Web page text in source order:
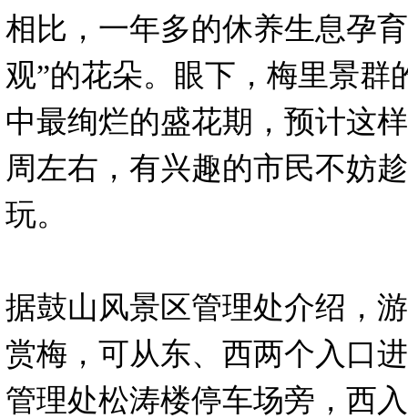
相比，一年多的休养生息孕
观”的花朵。眼下，梅里景群
中最绚烂的盛花期，预计这
周左右，有兴趣的市民不妨
玩。
据鼓山风景区管理处介绍，
赏梅，可从东、西两个入口
管理处松涛楼停车场旁，西